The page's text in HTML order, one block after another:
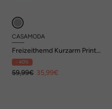
CASAMODA
Freizeithemd Kurzarm Print
Casual Fit
- 40%
59,99€ 35,99€